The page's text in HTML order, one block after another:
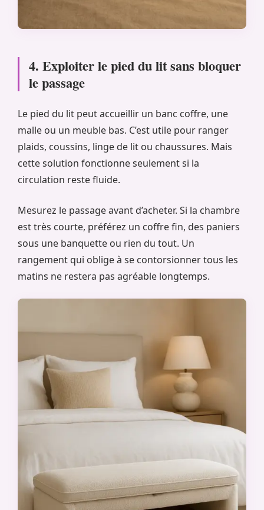
4. Exploiter le pied du lit sans bloquer
le passage
Le pied du lit peut accueillir un banc coffre, une
malle ou un meuble bas. C’est utile pour ranger
plaids, coussins, linge de lit ou chaussures. Mais
cette solution fonctionne seulement si la
circulation reste fluide.
Mesurez le passage avant d’acheter. Si la chambre
est très courte, préférez un coffre fin, des paniers
sous une banquette ou rien du tout. Un
rangement qui oblige à se contorsionner tous les
matins ne restera pas agréable longtemps.